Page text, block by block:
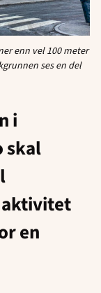
enn vel 100 meter
ses en del
i
skal
aktivitet
en